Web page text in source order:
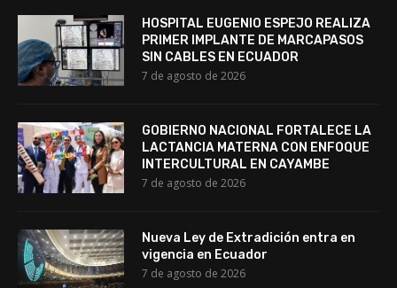
HOSPITAL EUGENIO ESPEJO REALIZA
PRIMER IMPLANTE DE MARCAPASOS
SIN CABLES EN ECUADOR
7 de agosto de 2026
GOBIERNO NACIONAL FORTALECE LA
LACTANCIA MATERNA CON ENFOQUE
INTERCULTURAL EN CAYAMBE
7 de agosto de 2026
Nueva Ley de Extradición entra en
vigencia en Ecuador
7 de agosto de 2026